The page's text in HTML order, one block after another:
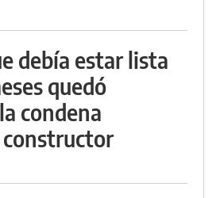
debía estar lista
quedó
condena